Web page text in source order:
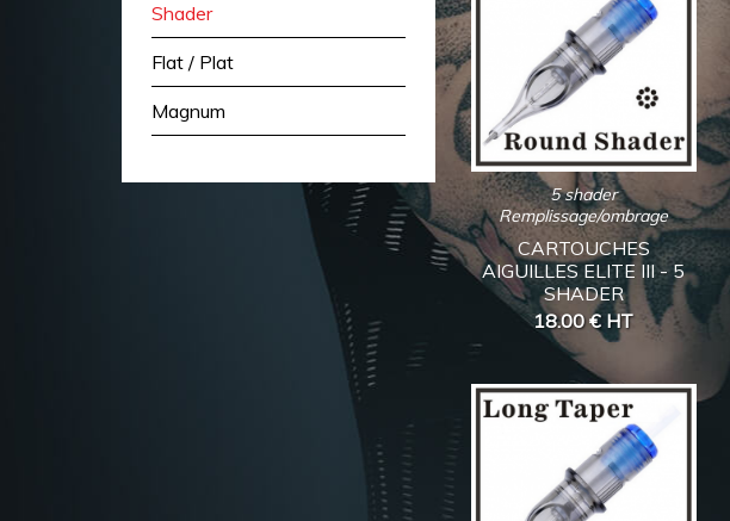
Shader
Flat / Plat
Magnum
5 shader
Remplissage/ombrage
CARTOUCHES
AIGUILLES ELITE III - 5
SHADER
18.00 € HT